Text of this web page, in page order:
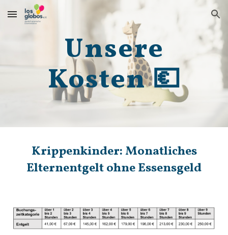
Skip to main content Skip to navigation
Unsere
Kosten 💶
Krippenkinder: Monatliches
Elternentgelt ohne Essensgeld